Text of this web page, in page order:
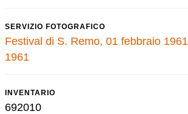
SERVIZIO FOTOGRAFICO
Festival di S. Remo, 01 febbraio
1961
INVENTARIO
692010